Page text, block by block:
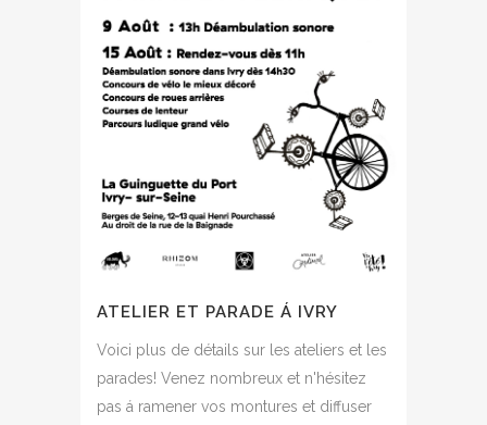
ATELIER ET PARADE Á IVRY
Voici plus de détails sur les ateliers et les
parades! Venez nombreux et n'hésitez
pas á ramener vos montures et diffuser